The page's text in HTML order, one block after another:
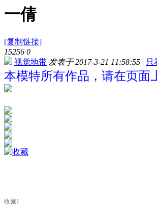
一倩
[复制链接]
15256 0
视觉地带 发表于 2017-3-21 11:58:55 | 只
本模特所有作品，请在页面
收藏1